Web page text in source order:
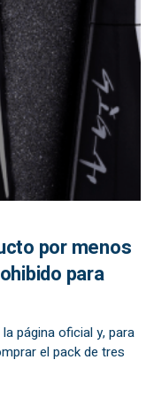
por menos
para
página oficial y, para
el pack de tres